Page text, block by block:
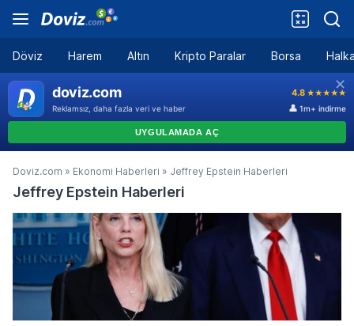
Döviz Harem Altın Kripto Paralar Borsa
Doviz.com » Ekonomi Haberleri » Jeffrey Epstein Haberleri
Jeffrey Epstein Haberleri